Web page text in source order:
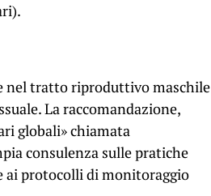
nel tratto riproduttivo maschile
La raccomandazione,
globali» chiamata
consulenza sulle pratiche
ai protocolli di monitoraggio